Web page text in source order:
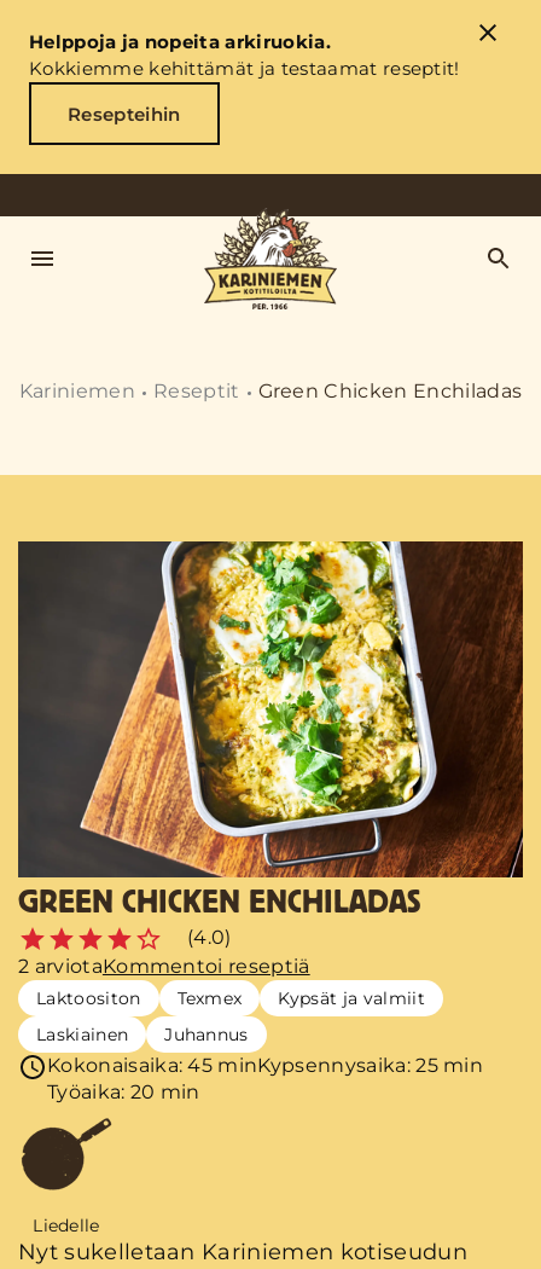
Helppoja ja nopeita arkiruokia.
Kokkiemme kehittämät ja testaamat reseptit!
Resepteihin
Kariniemen Reseptit Green Chicken Enchiladas
GREEN CHICKEN ENCHILADAS
(4.0)
2 arviotaKommentoi reseptiä
Laktoositon Texmex
Kypsät ja valmiit
Laskiainen
Juhannus
Kokonaisaika: 45 minKypsennysaika: 25 min
Työaika: 20 min
Liedelle
Nyt sukelletaan Kariniemen kotiseudun